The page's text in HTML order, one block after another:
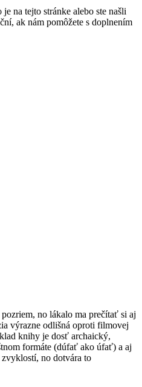
na tejto stránke alebo ste našli
ak nám pomôžete s doplnením
no lákalo ma prečítať si aj
výrazne odlišná oproti filmovej
knihy je dosť archaický,
formáte (dúfať ako úfať) a aj
no dotvára to